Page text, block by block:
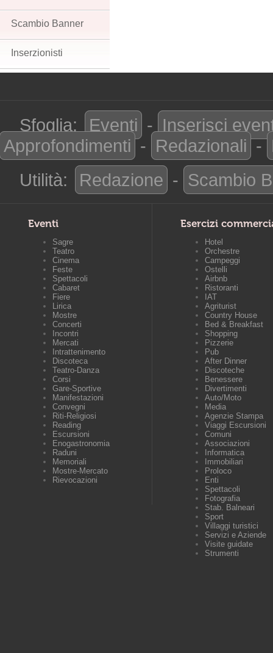
Scambio Banner
Inserzionisti
Sfoglia: Eventi - Inserisci
Approfondimenti - Redazionali -
Utilità:
Redazione - Scambio
Eventi
Sagre
Teatro
Cinema
Feste
Spettacoli
Cabaret
Fiere
Lirica
Mostre
Concerti
Incontri
Mercati
Intrattenimento
Discoteca
Teatro-Danza
Corsi
Gare-Sportive
Manifestazioni
Convegni
Riti-Religiosi
Reading
Escursioni
Enogastronomia
Raduni
Memoriali
Mostre-Mercato
Rievocazioni
Esercizi
Hotel
Orchestre
Campeggi
Ostelli
Airbnb
Ristoranti
IAT
Agriturist
Country House
Bed & Breakfast
Shopping
Pizzerie
Pub
After Dinner
Discoteche
Benessere
Divertimenti
Auto/Moto
Media
Agenzie Stampa
Viaggi Escursioni
Comuni
Associazioni
Informatica
Immobiliari
Proloco
Enti
Spettacoli
Fotografia
Stab. Balneari
Sport
Villaggi turistici
Servizi e Aziende
Visite guidate
Strumenti